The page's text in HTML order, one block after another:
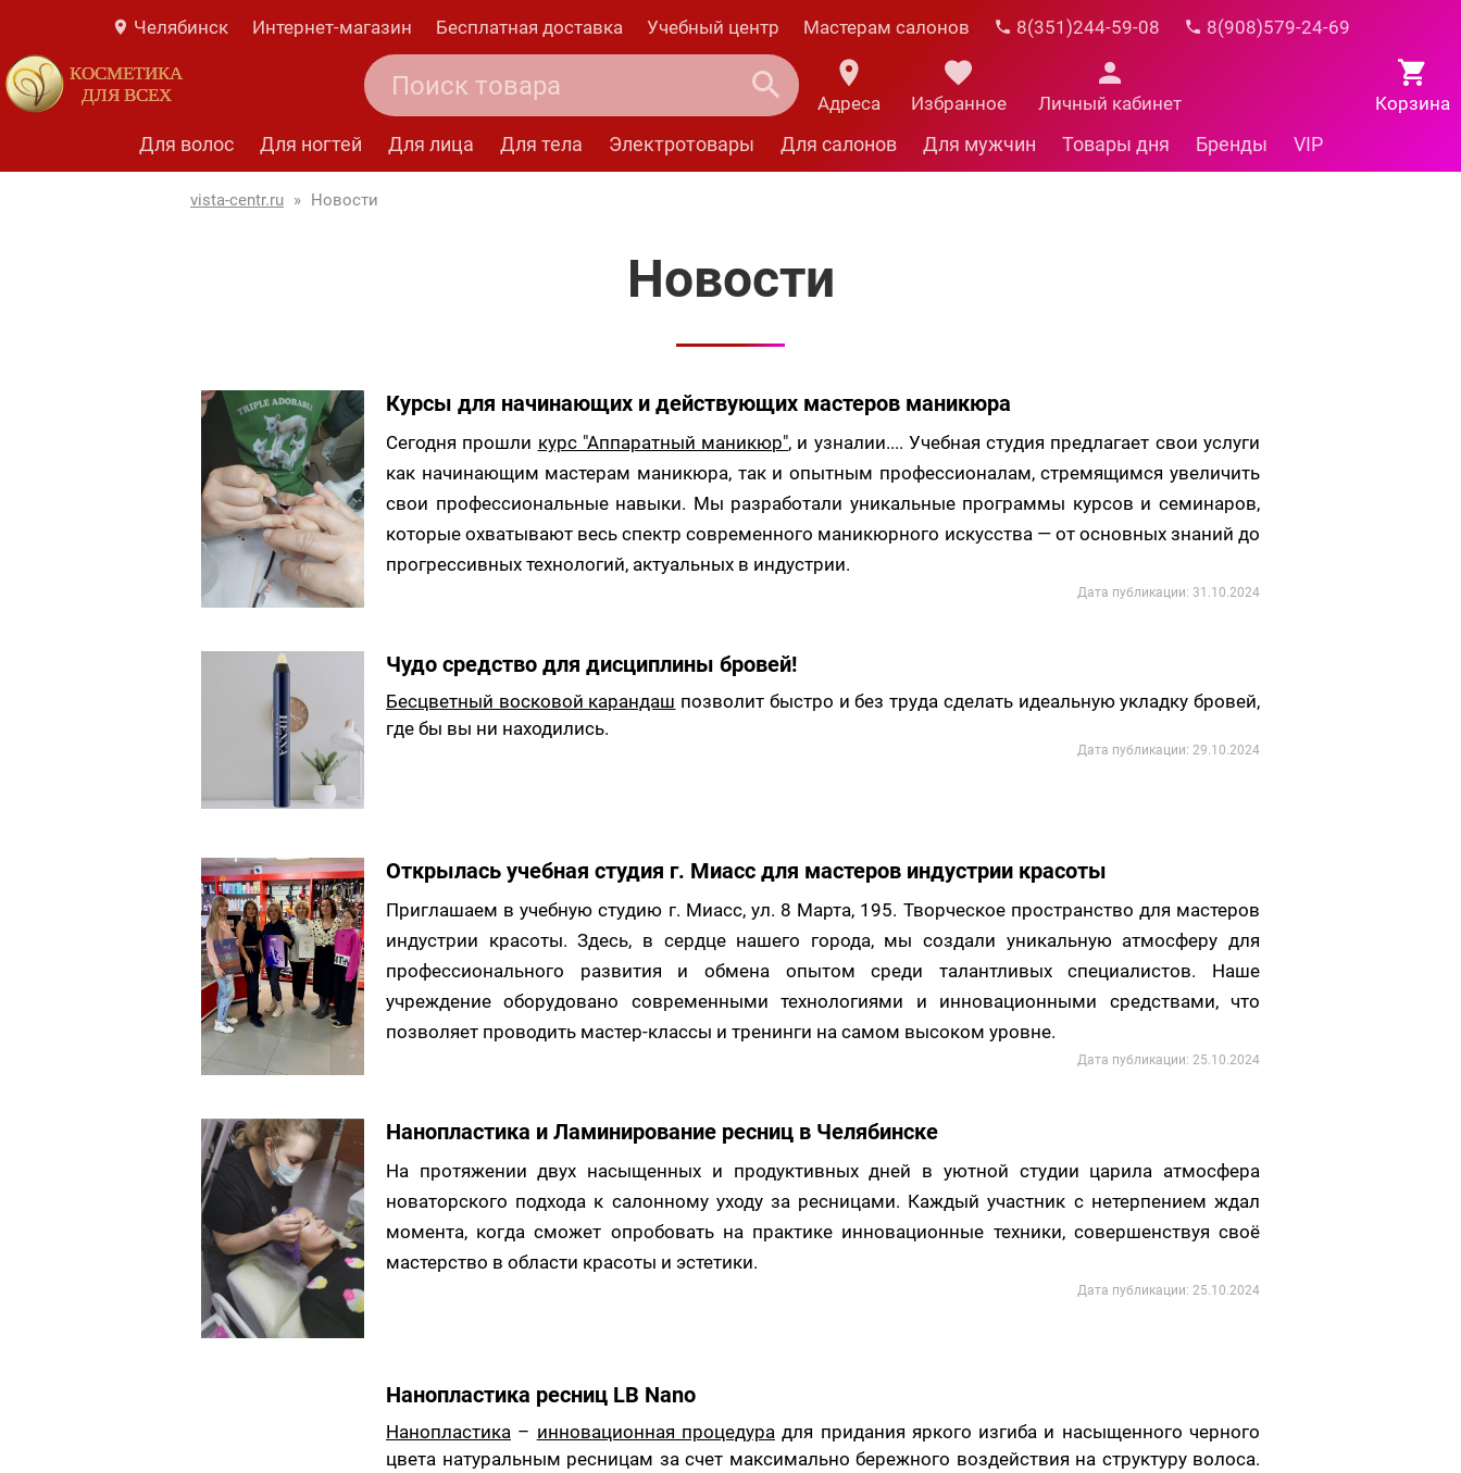
Челябинск Интернет-магазин Бесплатная доставка Учебный центр Мастерам салонов 8(351)244-59-08 8(908)579-24-69
КОСМЕТИКА
ДЛЯ ВСЕХ
Корзина
Адреса Избранное Личный кабинет
Для волос Для ногтей Для лица Для тела Электротовары Для салонов Для мужчин Товары дня Бренды VIP
vista-centr.ru » Новости
Новости
Курсы для начинающих и действующих мастеров маникюра
Сегодня прошли курс "Аппаратный маникюр", и узналии.... Учебная студия предлагает свои услуги
как начинающим мастерам маникюра, так и опытным профессионалам, стремящимся увеличить
свои профессиональные навыки. Мы разработали уникальные программы курсов и семинаров,
которые охватывают весь спектр современного маникюрного искусства — от основных знаний до
прогрессивных технологий, актуальных в индустрии.
Дата публикации: 31.10.2024
Чудо средство для дисциплины бровей!
Бесцветный восковой карандаш позволит быстро и без труда сделать идеальную укладку бровей,
где бы вы ни находились.
Дата публикации: 29.10.2024
Открылась учебная студия г. Миасс для мастеров индустрии красоты
Приглашаем в учебную студию г. Миасс, ул. 8 Марта, 195. Творческое пространство для мастеров
индустрии красоты. Здесь, в сердце нашего города, мы создали уникальную атмосферу для
профессионального развития и обмена опытом среди талантливых специалистов. Наше
учреждение оборудовано современными технологиями и инновационными средствами, что
позволяет проводить мастер-классы и тренинги на самом высоком уровне.
Дата публикации: 25.10.2024
Нанопластика и Ламинирование ресниц в Челябинске
На протяжении двух насыщенных и продуктивных дней в уютной студии царила атмосфера
новаторского подхода к салонному уходу за ресницами. Каждый участник с нетерпением ждал
момента, когда сможет опробовать на практике инновационные техники, совершенствуя своё
мастерство в области красоты и эстетики.
Дата публикации: 25.10.2024
Нанопластика ресниц LB Nano
Нанопластика – инновационная процедура для придания яркого изгиба и насыщенного черного
цвета натуральным ресницам за счет максимально бережного воздействия на структуру волоса.